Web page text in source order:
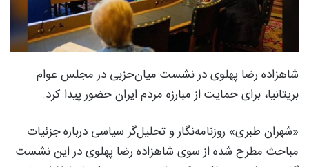
شاهزاده رضا پهلوی در نشست میان‌حزبی در مجلس عوام
بریتانیا، برای حمایت از مبارزه مردم ایران حضور پیدا کرد.
«شهران طبری» روزنامه‌نگار و تحلیل‌گر سیاسی درباره جزئیات
مباحث مطرح شده از سوی شاهزاده رضا پهلوی در این نشست